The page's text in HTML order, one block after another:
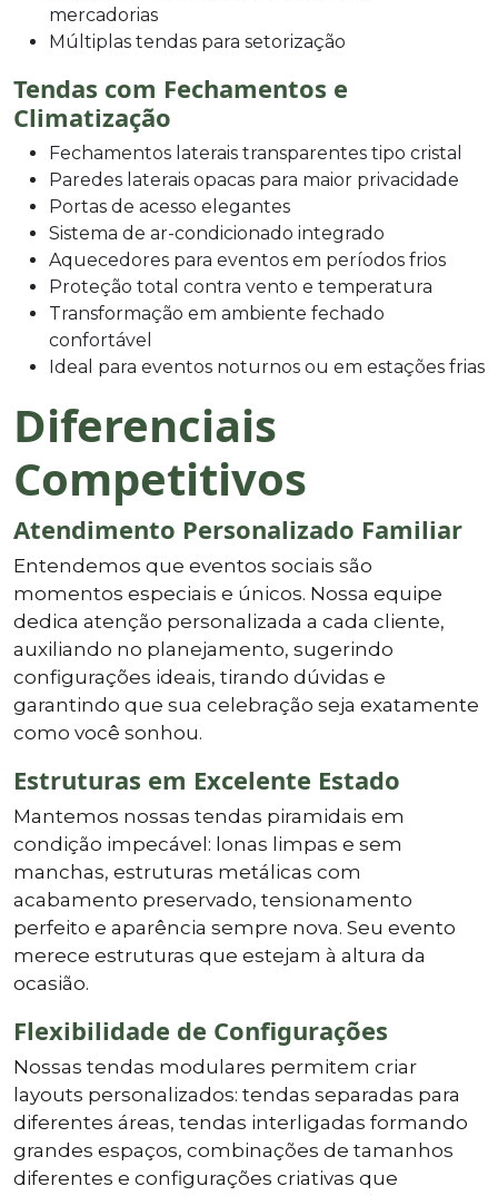
mercadorias
Múltiplas tendas para setorização
Tendas com Fechamentos e
Climatização
Fechamentos laterais transparentes tipo cristal
Paredes laterais opacas para maior privacidade
Portas de acesso elegantes
Sistema de ar-condicionado integrado
Aquecedores para eventos em períodos frios
Proteção total contra vento e temperatura
Transformação em ambiente fechado
confortável
Ideal para eventos noturnos ou em estações frias
Diferenciais
Competitivos
Atendimento Personalizado Familiar
Entendemos que eventos sociais são
momentos especiais e únicos. Nossa equipe
dedica atenção personalizada a cada cliente,
auxiliando no planejamento, sugerindo
configurações ideais, tirando dúvidas e
garantindo que sua celebração seja exatamente
como você sonhou.
Estruturas em Excelente Estado
Mantemos nossas tendas piramidais em
condição impecável: lonas limpas e sem
manchas, estruturas metálicas com
acabamento preservado, tensionamento
perfeito e aparência sempre nova. Seu evento
merece estruturas que estejam à altura da
ocasião.
Flexibilidade de Configurações
Nossas tendas modulares permitem criar
layouts personalizados: tendas separadas para
diferentes áreas, tendas interligadas formando
grandes espaços, combinações de tamanhos
diferentes e configurações criativas que